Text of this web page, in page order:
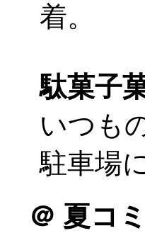
着。
駄菓子
いつも
駐車場
＠ 夏コ